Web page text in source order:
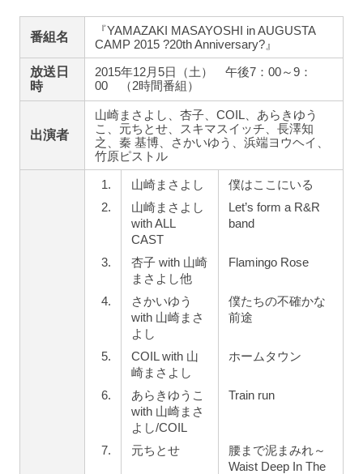
番組名
『YAMAZAKI MASAYOSHI in AUGUSTA
CAMP 2015 ?20th Anniversary?』
放送日
時
2015年12月5日（土） 午後7：00～9：
00 （2時間番組）
出演者
山崎まさよし、杏子、COIL、あらきゆう
こ、元ちとせ、スキマスイッチ、長澤知
之、秦 基博、さかいゆう、浜端ヨウヘイ、
竹原ピストル
1. 山崎まさよし
僕はここにいる
2.
山崎まさよし
with ALL
CAST
Let’s form a R&R
band
3.
杏子 with 山崎
まさよし他
Flamingo Rose
4.
さかいゆう
with 山崎まさ
よし
僕たちの不確かな
前途
5.
COIL with 山
崎まさよし
ホームタウン
6.
あらきゆうこ
with 山崎まさ
よし/COIL
Train run
7. 元ちとせ
腰まで泥まみれ～
Waist Deep In The